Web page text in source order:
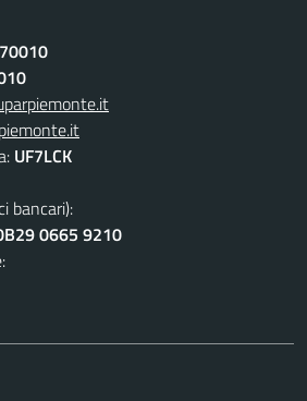
UF7LCK
bancari):
0665 9210